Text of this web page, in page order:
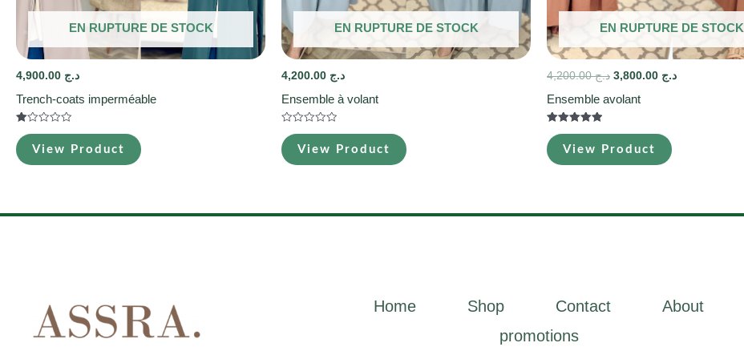
EN RUPTURE DE STOCK
د.ج
Trench-coats imperméable
Note
1.00
sur
5
View Product
EN RUPTURE DE STOCK
د.ج
Ensemble à volant
Note
0
sur
5
View Product
EN RUPTURE DE STOCK
د.ج4,200.00 د.ج
Ensemble avolant
Note
5.00
sur 5View Product
Home Shop Contact
About
promotions